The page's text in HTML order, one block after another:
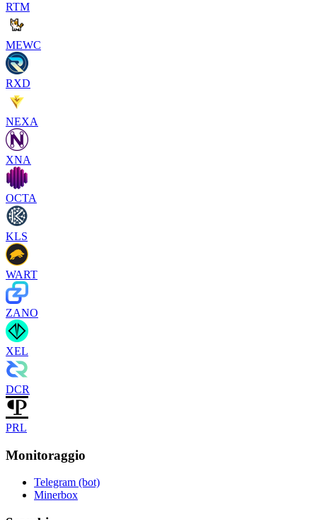
RTM
MEWC
RXD
NEXA
XNA
OCTA
KLS
WART
ZANO
XEL
DCR
PRL
Monitoraggio
Telegram (bot)
Minerbox